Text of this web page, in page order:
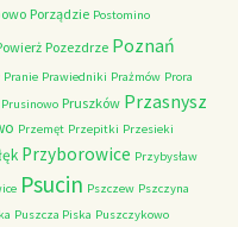
Porządzie Postomino
Pozezdrze Poznań
Pranie Prawiedniki Prażmów Prora
Prusinowo Pruszków Przasnysz
Przemęt Przepitki Przesieki
Przyborowice Przybysław
Psucin Pszczew Pszczyna
Puszcza Piska Puszczykowo